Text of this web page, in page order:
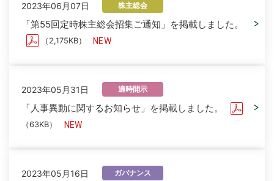
2023年06月07日 株主総会
「第55回定時株主総会招集ご通知」を掲載しました。
（2,175KB）
2023年05月31日 適時開示
「人事異動に関するお知らせ」を掲載しました。
（63KB）
2023年05月16日 ガバナンス